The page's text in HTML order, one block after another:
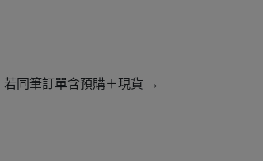
若同筆訂單含預購＋現貨 →